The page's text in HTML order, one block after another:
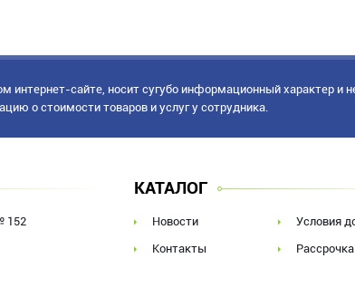
сайте, носит сугубо информационный характер и
о стоимости товаров и услуг у сотрудника.
152
КАТАЛОГ
Новости
Контакты
Условия